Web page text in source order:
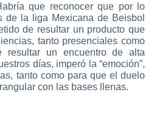
que reconocer que por lo
de la liga Mexicana de Beisbol
de resultar un producto que
tanto presenciales como
resultar un encuentro de alta
días, imperó la “emoción”,
tanto como para que el duelo
con las bases llenas.